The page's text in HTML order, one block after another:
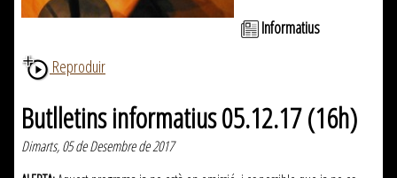
Informatius
Reproduir
Butlletins informatius 05.12.17 (16h)
Dimarts, 05 de Desembre de 2017